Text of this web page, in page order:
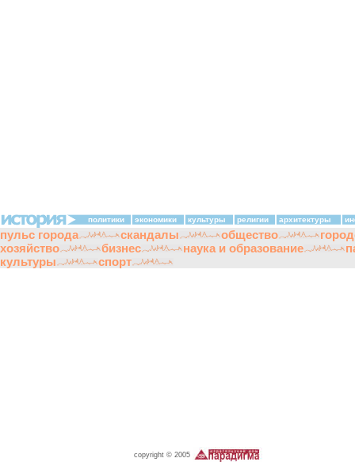
политики экономики культуры религии архитектуры
пульс города скандалы общество
хозяйство
бизнес наука и образование
культуры
спорт
copyright © 2005